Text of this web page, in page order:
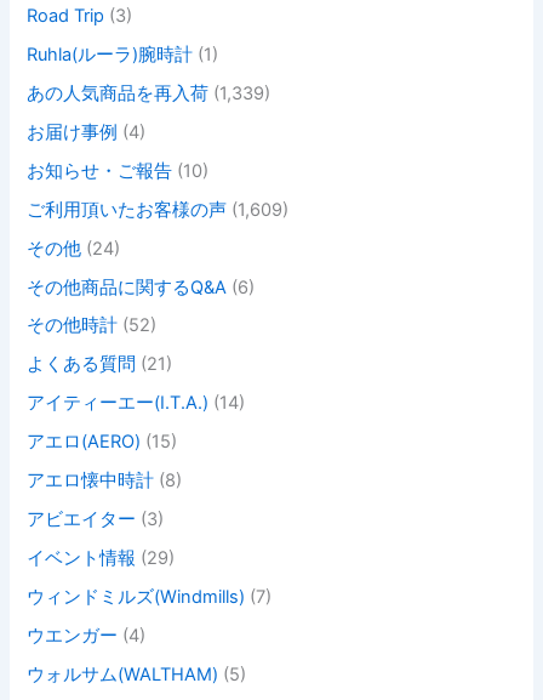
Road Trip (3)
Ruhla(ルーラ)腕時計 (1)
あの人気商品を再入荷 (1,339)
お届け事例 (4)
お知らせ・ご報告 (10)
ご利用頂いたお客様の声 (1,609)
その他 (24)
その他商品に関するQ&A (6)
その他時計 (52)
よくある質問 (21)
アイティーエー(I.T.A.) (14)
アエロ(AERO) (15)
アエロ懐中時計 (8)
アビエイター (3)
イベント情報 (29)
ウィンドミルズ(Windmills) (7)
ウエンガー (4)
ウォルサム(WALTHAM) (5)